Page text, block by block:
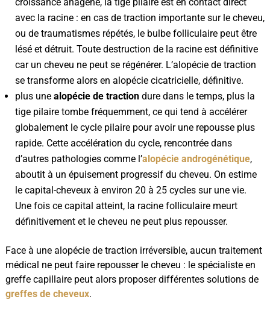
avec la racine : en cas de traction importante sur le cheveu,
ou de traumatismes répétés, le bulbe folliculaire peut être
lésé et détruit. Toute destruction de la racine est définitive
car un cheveu ne peut se régénérer. L’alopécie de traction
se transforme alors en alopécie cicatricielle, définitive.
plus une alopécie de tractiondure dans le temps, plus la
tige pilaire tombe fréquemment, ce qui tend à accélérer
globalement le cycle pilaire pour avoir une repousse plus
rapide. Cette accélération du cycle, rencontrée dans
d’autres pathologies comme l’alopécie androgénétique,
aboutit à un épuisement progressif du cheveu. On estime
le capital-cheveux à environ 20 à 25 cycles sur une vie.
Une fois ce capital atteint, la racine folliculaire meurt
définitivement et le cheveu ne peut plus repousser.
Face à une alopécie de traction irréversible, aucun traitement
médical ne peut faire repousser le cheveu : le spécialiste en
greffe capillaire peut alors proposer différentes solutions de
greffes de cheveux.